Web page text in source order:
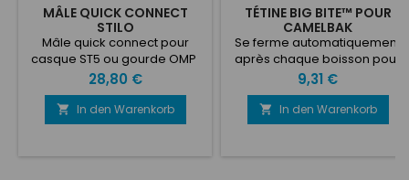
MÂLE QUICK CONNECT
STILO
Mâle quick connect pour
casque ST5 ou gourde OMP
Preis
28,80 €
 In den Warenkorb
TÉTINE BIG BITE™ POUR
CAMELBAK
Se ferme automatiquement
après chaque boisson pour
éliminer les gouttes gênantes
Conception brevetée en
silicone d'une seule pièce
S'adapte à tous les réservoirs
Preis
9,31 €
 In den Warenkorb